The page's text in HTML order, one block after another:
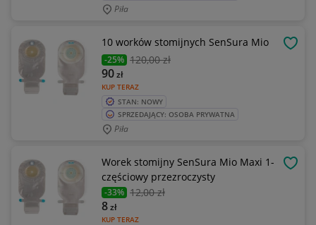
Piła
10 worków stomijnych SenSura Mio
-25% 120,00 zł
KUP TERAZ
90zł
STAN: NOWY
SPRZEDAJĄCY: OSOBA PRYWATNA
Piła
Worek stomijny SenSura Mio Maxi 1-
częściowy przezroczysty
-33% 12,00 zł
KUP TERAZ
8zł